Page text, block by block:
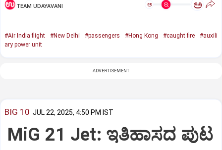
TEAM UDAYAVANI ಅ ಅ
#Air India flight #New Delhi #passengers #Hong Kong #caught fire
#auxili
ary power unit
ADVERTISEMENT
BIG 10 JUL 22, 2025, 4:50 PM IST
MiG 21 Jet: ಇತಿಹಾಸದ ಪುಟ